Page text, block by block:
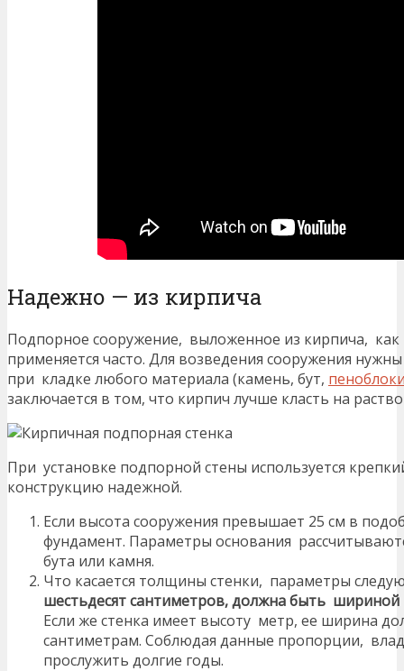
Надежно — из кирпича
Подпорное сооружение, выложенное из кирпича, как
применяется часто. Для возведения сооружения
при кладке любого материала (камень, бут,
заключается в том, что кирпич лучше класть на
При установке подпорной стены используется
конструкцию надежной.
Если высота сооружения превышает 25 см в
фундамент. Параметры основания
бута или камня.
Что касается толщины стенки, параметры
шестьдесят сантиметров, должна быть
Если же стенка имеет высоту метр, ее ширина
сантиметрам. Соблюдая данные пропорции,
прослужить долгие годы.